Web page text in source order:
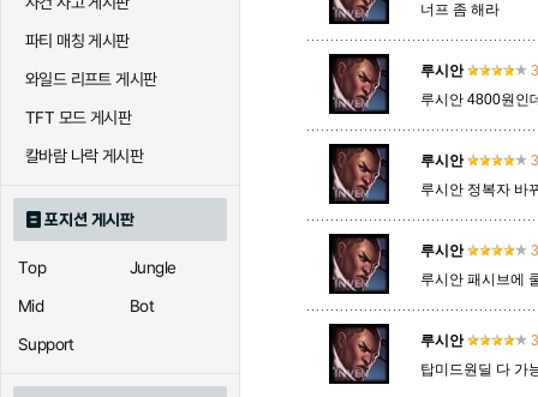
파티 매칭 게시판
와일드 리프트 게시판
TFT 모드 게시판
칼바람 나락 게시판
포지션 게시판
Top
Jungle
Mid
Bot
Support
아칼리
에코
우르곳
자이라
너프 좀 해라
루시안
루시안 4800원인
루시안
루시안 정복자 바
루시안
루시안 패시브에
루시안
탑미드원딜 다 가